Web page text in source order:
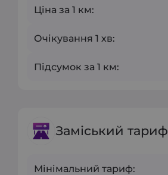
Ціна за 1 км:
Очікування 1 хв:
Підсумок за 1 км:
Заміський тариф
Мінімальний тариф: